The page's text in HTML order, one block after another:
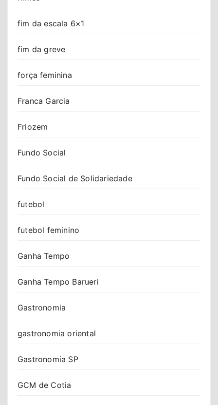
fim da escala 6×1
fim da greve
força feminina
Franca Garcia
Friozem
Fundo Social
Fundo Social de Solidariedade
futebol
futebol feminino
Ganha Tempo
Ganha Tempo Barueri
Gastronomia
gastronomia oriental
Gastronomia SP
GCM de Cotia